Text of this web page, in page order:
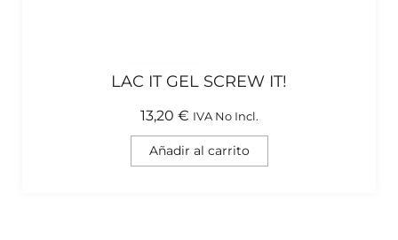
LAC IT GEL SCREW IT!
13,20 € IVA No Incl.
Añadir al carrito